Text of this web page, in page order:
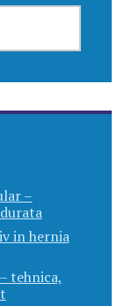
–
in hernia
tehnica,